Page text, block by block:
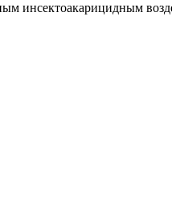
инсектоакарицидным